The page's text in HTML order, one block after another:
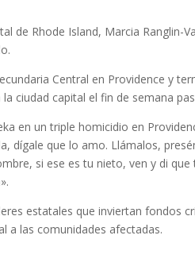
de Rhode Island, Marcia Ranglin-
Central en Providence y
ciudad capital el fin de semana
en un triple homicidio en
dígale que lo amo. Llámalos,
si ese es tu nieto, ven y di que
estatales que inviertan fondos
a las comunidades afectadas.